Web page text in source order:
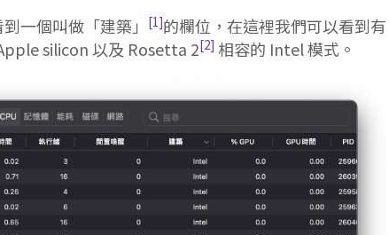
一個叫做「建築」 [1]的欄位，在這裡我們可以看到有
silicon 以及 Rosetta 2[2] 相容的 Intel 模式。